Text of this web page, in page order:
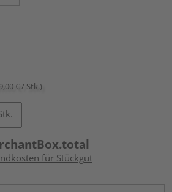
€ / Stk.)
für Stückgut